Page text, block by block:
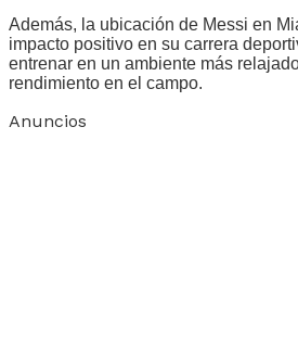
Además, la ubicación de Messi en
impacto positivo en su carrera
entrenar en un ambiente más
rendimiento en el campo.
Anuncios